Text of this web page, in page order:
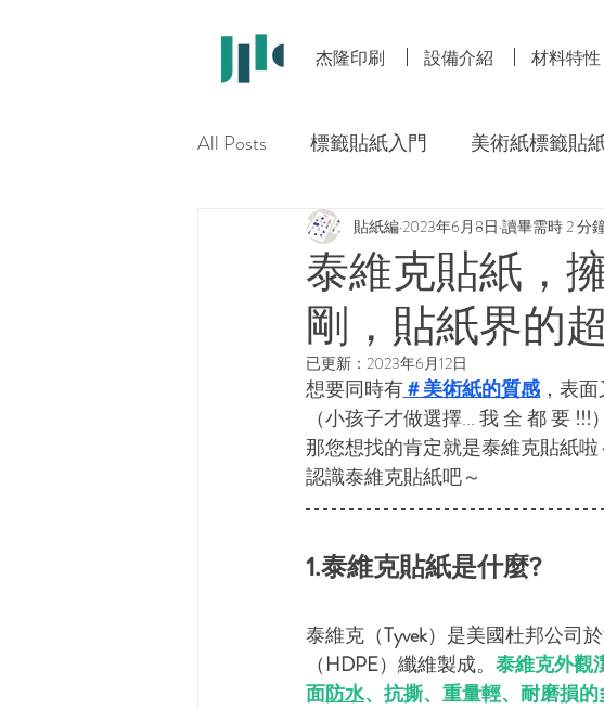
杰隆印刷 設備介紹 材料特性
All Posts 標籤貼紙入門 美術紙標籤貼
泰維克貼紙，
剛，貼紙界的
貼紙編 2023年6月8日 讀畢需時 2 分
已更新： 2023年6月12日
想要同時有＃美術紙的質感，表
（小孩子才做選擇... 我 全 都 要 !!!）
那您想找的肯定就是泰維克貼紙
認識泰維克貼紙吧～
1.泰維克貼紙是什麼?
泰維克（Tyvek）是美國杜邦公司於
（HDPE）纖維製成。 泰維克外觀
面防水、抗撕、重量輕、耐磨損